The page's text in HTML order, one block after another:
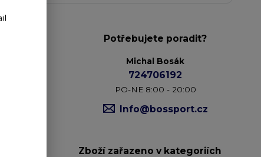
Potřebujete poradit?
Michal Bosák
724706192
PO-NE 8:00 - 20:00
Info@bossport.cz
Zboží zařazeno v kategoriích